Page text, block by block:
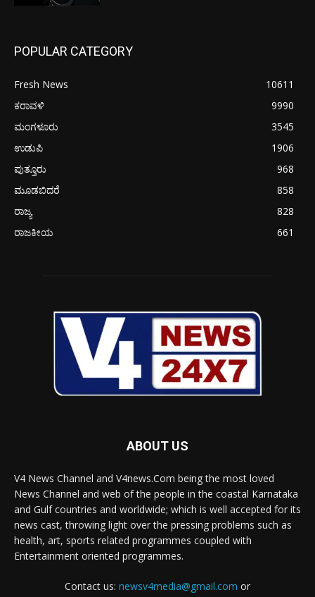
POPULAR CATEGORY
Fresh News
10611
ಕರಾವಳಿ
9990
ಮಂಗಳೂರು
3545
ಉಡುಪಿ
1906
ಪುತ್ತೂರು
968
ಮೂಡಬಿದರೆ
858
ರಾಜ್ಯ
828
ರಾಜಕೀಯ
661
ABOUT US
V4 News Channel and V4news.Com being the most loved
News Channel and web of the people in the coastal Karnataka
and Gulf countries and worldwide; which is well accepted for its
news cast, throwing light over the pressing problems such as
health, art, sports related programmes coupled with
Entertainment oriented programmes.
Contact us: newsv4media@gmail.com or